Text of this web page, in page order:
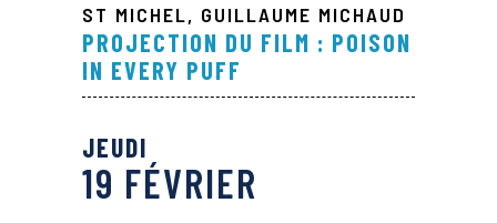
ST MICHEL, GUILLAUME MICHAUD
PROJECTION DU FILM : POISON
IN EVERY PUFF
JEUDI
19 FÉVRIER